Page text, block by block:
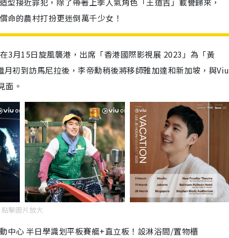
命的農村打扮更迷倒萬千少女！
3月15日旋風襲港，出席「香港國際影視展 2023」為「黃
初到訪馬尼拉後，李帝勳稍後將移師雅加達和新加坡，與Viu
面。
點擊圖片放大
中心 半日學識划平板賽艇+直立板！設淋浴間/置物櫃